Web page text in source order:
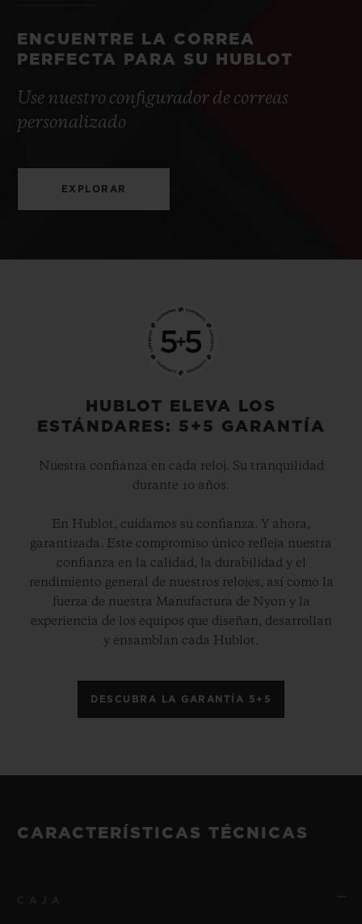
ENCUENTRE LA CORREA
PERFECTA PARA SU HUBLOT
Use nuestro configurador de correas
personalizado
EXPLORAR
HUBLOT ELEVA LOS
ESTÁNDARES: 5+5 GARANTÍA
Nuestra confianza en cada reloj. Su tranquilidad
durante 10 años.
En Hublot, cuidamos su confianza. Y ahora,
garantizada. Este compromiso único refleja nuestra
confianza en la calidad, la durabilidad y el
rendimiento general de nuestros relojes, así como la
fuerza de nuestra Manufactura de Nyon y la
experiencia de los equipos que diseñan, desarrollan
y ensamblan cada Hublot.
DESCUBRA LA GARANTÍA 5+5
CARACTERÍSTICAS TÉCNICAS